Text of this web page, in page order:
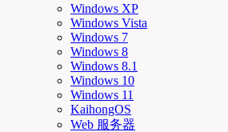
Windows XP
Windows Vista
Windows 7
Windows 8
Windows 8.1
Windows 10
Windows 11
KaihongOS
Web 服务器